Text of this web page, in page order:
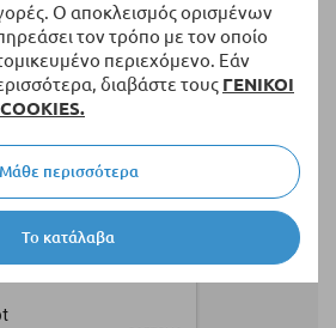
Ο αποκλεισμός ορισμένων
τον τρόπο με τον οποίο
περιεχόμενο. Εάν
διαβάστε τους ΓΕΝΙΚΟΙ
Το κατάλαβα
Μάθε περισσότερα